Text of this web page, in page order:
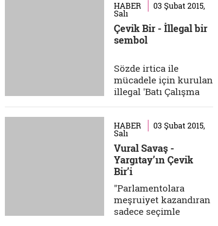
hakkına karşı
dâhiyane (!) bir buluş
olan ikna odalarının
mimarı olan Nur
kazandıkları halde
reşit ve yetişkin bir
birey olma bilincine
erişememiş...
HABER 03 Şubat 2015,
Salı
Çevik Bir - İllegal bir
sembol
Sözde irtica ile
mücadele için kurulan
illegal 'Batı Çalışma
olan Bir, 28 Şubat
döneminde o denli ön
plana çıkmıştı ki, bir
telefonuyla gazeteleri,
yazarları hatta
kurumları hizaya
sokmasıyla,
manşetleri bir emriyle
değiştirmesiyle,...
HABER 03 Şubat 2015,
Salı
Vural Savaş -
Yargıtay’ın Çevik
Bir’i
"Parlamentolara
meşruiyet kazandıran
sadece seçimle